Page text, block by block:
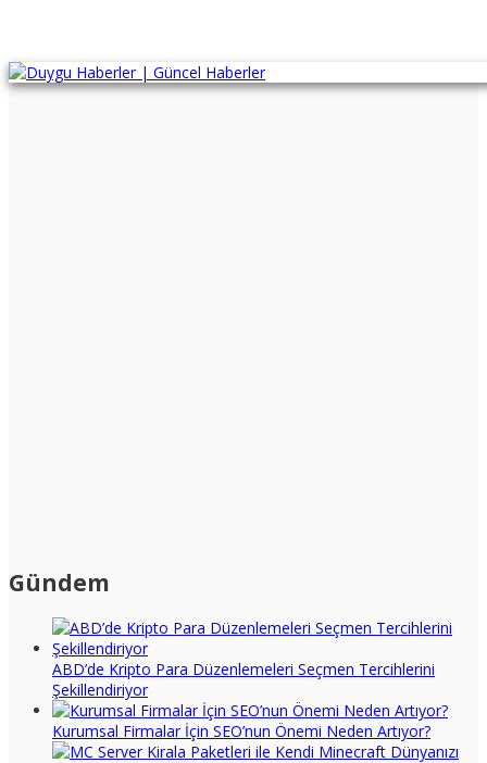
Gündem
ABD’de Kripto Para Düzenlemeleri Seçmen Tercihlerini
Şekillendiriyor
Kurumsal Firmalar İçin SEO’nun Önemi Neden Artıyor?